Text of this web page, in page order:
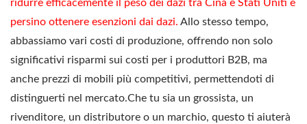
ridurre efficacemente il peso dei dazi tra Cina e Stati Uniti e
persino ottenere esenzioni dai dazi. Allo stesso tempo,
abbassiamo vari costi di produzione, offrendo non solo
significativi risparmi sui costi per i produttori B2B, ma
anche prezzi di mobili più competitivi, permettendoti di
distinguerti nel mercato.Che tu sia un grossista, un
rivenditore, un distributore o un marchio, questo ti aiuterà